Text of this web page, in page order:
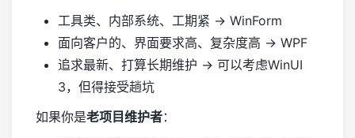
工具类、内部系统、工期紧 → WinForm
面向客户的、界面要求高、复杂度高 → WPF
追求最新、打算长期维护 → 可以考虑WinUI
3，但得接受趟坑
如果你是老项目维护者：